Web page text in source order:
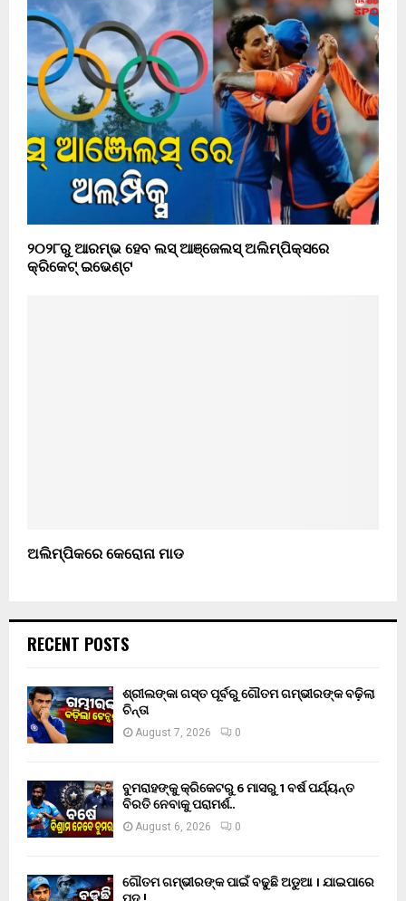
୨୦୨୮ରୁ ଆରମ୍ଭ ହେବ ଲସ୍ ଆଞ୍ଜେଲସ୍ ଅଲିମ୍ପିକ୍ସରେ
କ୍ରିକେଟ୍ ଇଭେଣ୍ଟ
ଅଲିମ୍ପିକରେ କେରୋନା ମାଡ
RECENT POSTS
ଶ୍ରୀଲଙ୍କା ଗସ୍ତ ପୂର୍ବରୁ ଗୌତମ ଗମ୍ଭୀରଙ୍କ ବଢ଼ିଲା
ଚିନ୍ତା
August 7, 2026 0
ବୁମରାହଙ୍କୁ କ୍ରିକେଟରୁ 6 ମାସରୁ 1 ବର୍ଷ ପର୍ଯ୍ୟନ୍ତ
ବିରତି ନେବାକୁ ପରାମର୍ଶ..
August 6, 2026 0
ଗୌତମ ଗମ୍ଭୀରଙ୍କ ପାଇଁ ବଢୁଛି ଅଡୁଆ । ଯାଇପାରେ